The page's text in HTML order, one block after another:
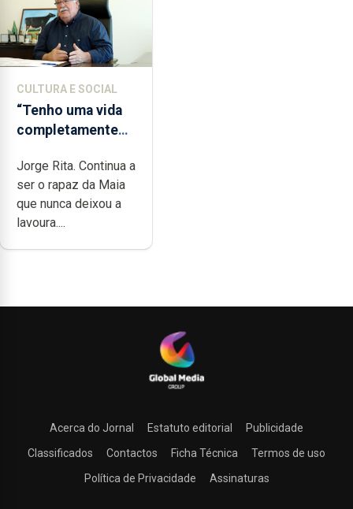
CULTURA E SOCIAL
“Tenho uma vida
completamente
dedicação, gosto
e muita paixão”
Jorge Rita. Continua a
ser o rapaz da Maia
que nunca deixou a
lavoura....
Acerca do Jornal Estatuto editorial
Publicidade
Classificados
Contactos Ficha Técnica
Termos de uso
Política de Privacidade
Assinaturas